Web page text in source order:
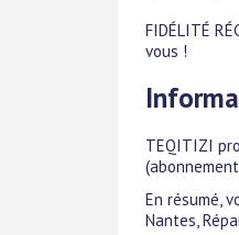
FIDÉLITÉ
vous !
TEQITIZI
En résumé,
Nantes,